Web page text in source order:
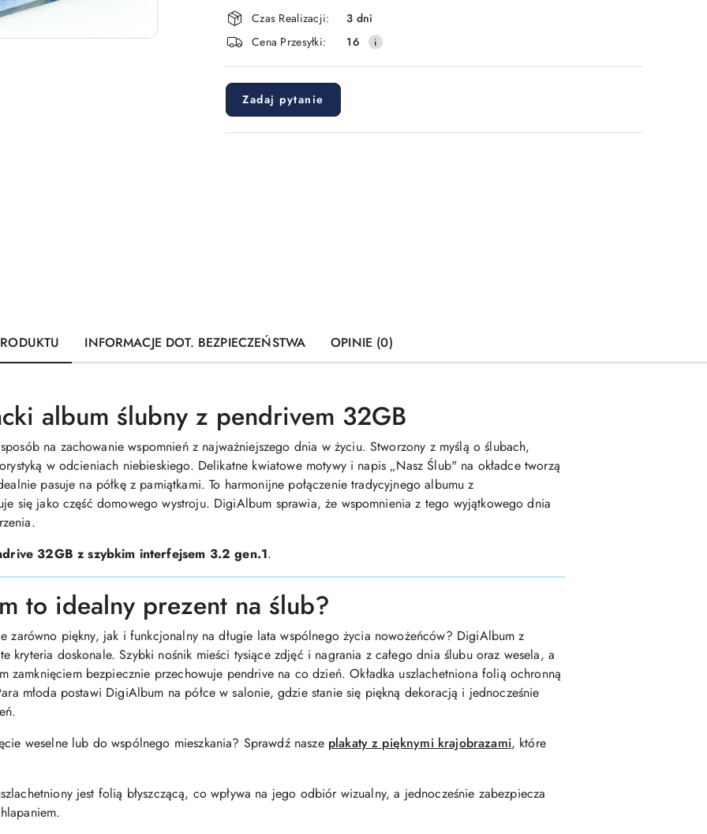
i
dostawa
Czas Realizacji:
3 dni
Cena Przesyłki:
16
Zadaj pytanie
INFORMACJE DOT. BEZPIECZEŃSTWA OPINIE (0)
album ślubny z pendrivem 32GB
na zachowanie wspomnień z najważniejszego dnia w życiu. Stworzony z myślą o ślubach,
w odcieniach niebieskiego. Delikatne kwiatowe motywy i napis „Nasz Ślub" na okładce tworzą
pasuje na półkę z pamiątkami. To harmonijne połączenie tradycyjnego albumu z
się jako część domowego wystroju. DigiAlbum sprawia, że wspomnienia z tego wyjątkowego dnia
32GB z szybkim interfejsem 3.2 gen.1.
to idealny prezent na ślub?
zarówno piękny, jak i funkcjonalny na długie lata wspólnego życia nowożeńców? DigiAlbum z
kryteria doskonale. Szybki nośnik mieści tysiące zdjęć i nagrania z całego dnia ślubu oraz wesela, a
zamknięciem bezpiecznie przechowuje pendrive na co dzień. Okładka uszlachetniona folią ochronną
młoda postawi DigiAlbum na półce w salonie, gdzie stanie się piękną dekoracją i jednocześnie
weselne lub do wspólnego mieszkania? Sprawdź nasze plakaty z pięknymi krajobrazami, które
jest folią błyszczącą, co wpływa na jego odbiór wizualny, a jednocześnie zabezpiecza